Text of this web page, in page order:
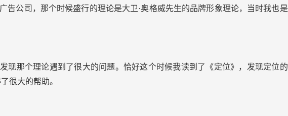
告公司，那个时候盛行的理论是大卫·奥格威先生的品牌形象理论，当时我也是
现那个理论遇到了很大的问题。恰好这个时候我读到了《定位》，发现定位的
很大的帮助。